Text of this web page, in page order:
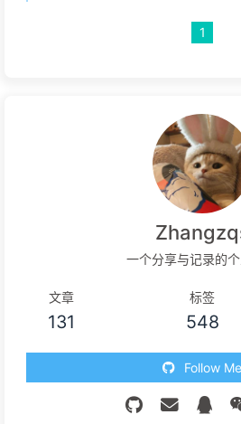
1
一个分享与记录的
文章
131
标签
548
Follow Me